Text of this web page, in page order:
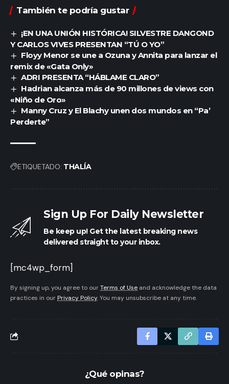
También te podría gustar
¡EN UNA UNIÓN HISTÓRICA! SILVESTRE DANGOND
Y CARLOS VIVES PRESENTAN “TÚ O YO”
Floyy Menor se une a Ozuna y Annita para lanzar el
remix de «Gata Only»
ADRI PRESENTA “HÁBLAME CLARO”
Hadrian alcanza más de 90 millones de views con
«Niño de Oro»
Manny Cruz y El Blachy unen dos mundos en “Pa’
Perderte”
ETIQUETADO: THALĺA
Sign Up For Daily Newsletter
Be keep up! Get the latest breaking news
delivered straight to your inbox.
[mc4wp_form]
By signing up, you agree to ourTerms of Use and acknowledge the data
practices in our Privacy Policy. You may unsubscribe at any time.
¿Qué opinas?